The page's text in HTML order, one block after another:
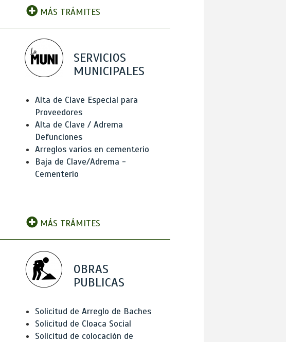
MÁS TRÁMITES
SERVICIOS
MUNICIPALES
Alta de Clave Especial para
Proveedores
Alta de Clave / Adrema
Defunciones
Arreglos varios en cementerio
Baja de Clave/Adrema -
Cementerio
MÁS TRÁMITES
OBRAS
PUBLICAS
Solicitud de Arreglo de Baches
Solicitud de Cloaca Social
Solicitud de colocación de